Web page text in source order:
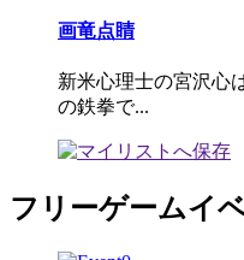
画竜点睛
新米心理士の宮沢心
の鉄拳で...
フリーゲームイ